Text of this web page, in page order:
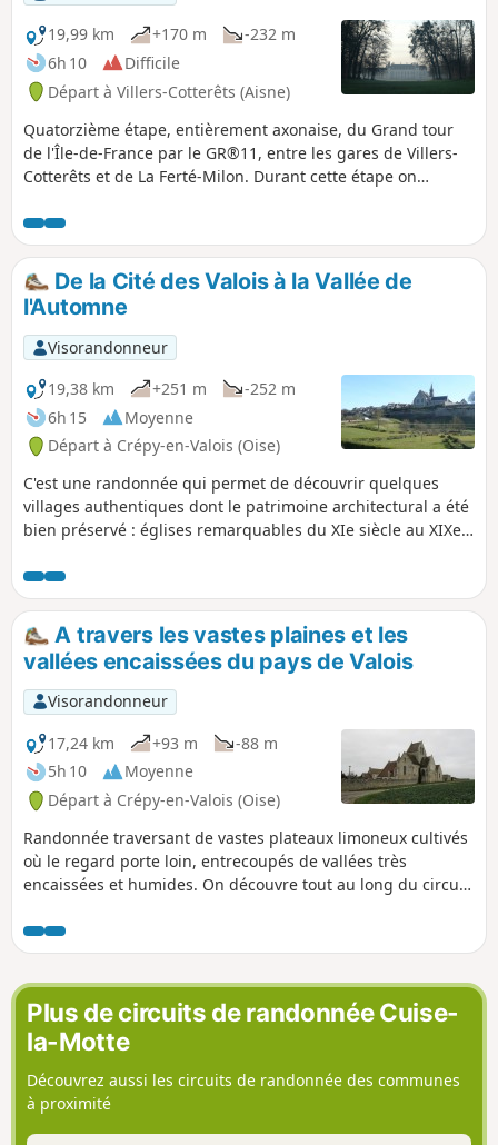
19,99 km
+170 m
-232 m
6h 10
Difficile
Départ à Villers-Cotterêts (Aisne)
Quatorzième étape, entièrement axonaise, du Grand tour
de l'Île-de-France par le GR®11, entre les gares de Villers-
Cotterêts et de La Ferté-Milon. Durant cette étape on
de l'Oise pour rejoindre la vallée de l'Ourcq et le bassin de
la Marne.L'étape étant courte, il est proposé une petite
boucle (facultative) dans Villers-Cotterêts en préambule,
afin de découvrir le magnifique parc de son non moins
magnifique château. Elle peut éventuellement faire suite à
l'étape précédente effectuée la veille, avec nuit sur place à
Villers-Cotterêts.
De la Cité des Valois à la Vallée de
l'Automne
Visorandonneur
19,38 km
+251 m
-252 m
6h 15
Moyenne
Départ à Crépy-en-Valois (Oise)
C'est une randonnée qui permet de découvrir quelques
villages authentiques dont le patrimoine architectural a été
bien préservé : églises remarquables du XIe siècle au XIXe
prairies et les vallons du Valois et de la Vallée de l'Automne,
dans le calme et la sérénité, donne le sentiment d'être en
parfaite harmonie avec la nature
A travers les vastes plaines et les
vallées encaissées du pays de Valois
Visorandonneur
17,24 km
+93 m
-88 m
5h 10
Moyenne
Départ à Crépy-en-Valois (Oise)
Randonnée traversant de vastes plateaux limoneux cultivés
où le regard porte loin, entrecoupés de vallées très
encaissées et humides. On découvre tout au long du circuit
Plus de circuits de randonnée Cuise-
la-Motte
Découvrez aussi les circuits de randonnée des communes
à proximité